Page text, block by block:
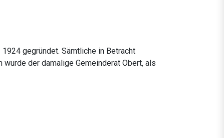
gegründet. Sämtliche in Betracht
der damalige Gemeinderat Obert, als